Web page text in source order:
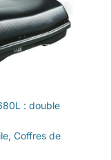
: double
, Coffres de